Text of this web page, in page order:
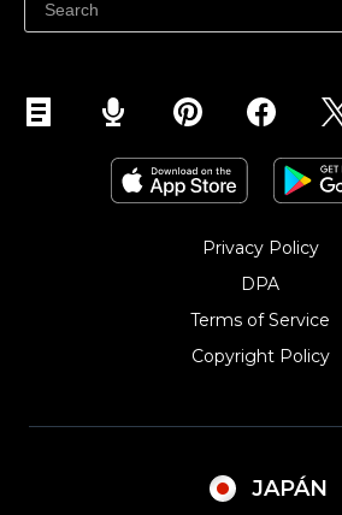
Instagramで販売する
Privacy Policy
DPA
Terms of Service
Copyright Policy‎
JAPÁN